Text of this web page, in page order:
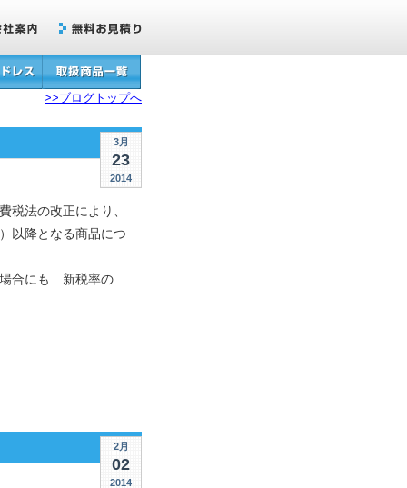
>>ブログトップへ
3月
23
2014
税法の改正により、
以降となる商品につ
場合にも 新税率の
2月
02
2014